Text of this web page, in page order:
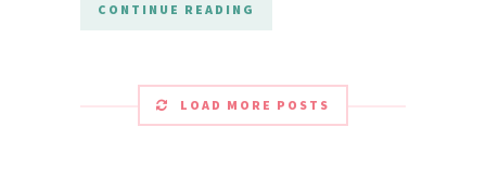
CONTINUE READING
LOAD MORE POSTS